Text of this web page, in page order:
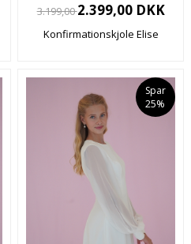
3.199,002.399,00 DKK
Konfirmationskjole Elise
Spar
25%